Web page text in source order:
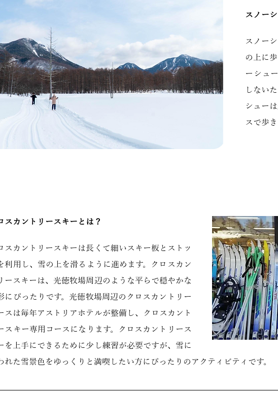
スノー
スノー
の上に
ーシュ
しない
シュー
スで歩
スカントリースキーとは？
スカントリースキーは長くて細いスキー板とストッ
利用し、雪の上を滑るように進めます。クロスカン
ースキーは、光徳牧場周辺のような平らで穏やかな
にぴったりです。光徳牧場周辺のクロスカントリー
スは毎年アストリアホテルが整備し、クロスカント
スキー専用コースになります。クロスカントリース
を上手にできるために少し練習が必要ですが、雪に
れた雪景色をゆっくりと満喫したい方にぴったりのアクティビティです。